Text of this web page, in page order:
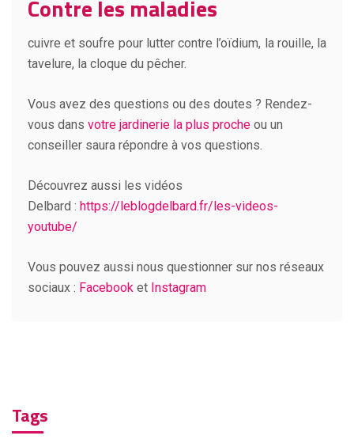
Contre les maladies
cuivre et soufre pour lutter contre l’oïdium, la rouille, la
tavelure, la cloque du pêcher.
Vous avez des questions ou des doutes ? Rendez-
vous dans votre jardinerie la plus proche ou un
conseiller saura répondre à vos questions.
Découvrez aussi les vidéos
Delbard : https://leblogdelbard.fr/les-videos-
youtube/
Vous pouvez aussi nous questionner sur nos réseaux
sociaux : Facebook et Instagram
Tags